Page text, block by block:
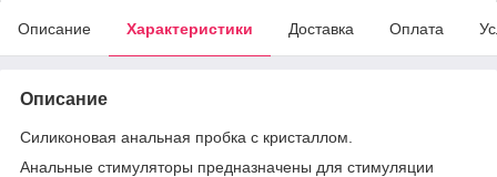
Описание Характеристики Доставка Оплата
Описание
Силиконовая анальная пробка с кристаллом.
Анальные стимуляторы предназначены для стимуляции